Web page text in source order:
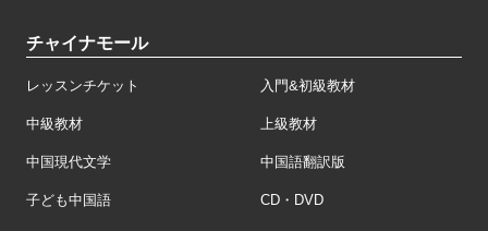
チャイナモール
レッスンチケット 入門&初級教材
中級教材 上級教材
中国現代文学 中国語翻訳版
子ども中国語 CD・DVD